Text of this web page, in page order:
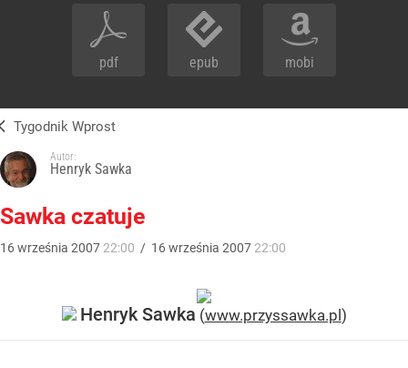
pdf epub mobi
Tygodnik Wprost
Autor:
Henryk Sawka
Sawka czatuje
16września 2007 22:00 / 16września 2007 22:00
Henryk Sawka (www.przyssawka.pl )